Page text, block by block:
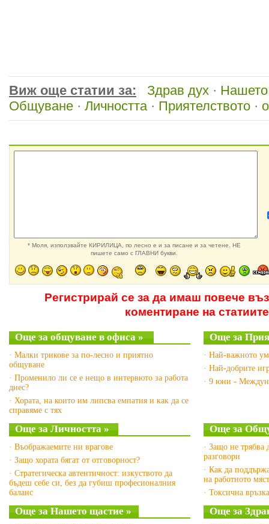
Виж още статии за: Здрав дух ·
Общуване · Личността· Приятелството ·
* Моля, използвайте КИРИЛИЦА, по лесно е и за писане и за четене. НЕ
пишете само с ГЛАВНИ букви.
Регистрирай се за да имаш повече
коментиране на статиите
Още за общуване в офиса »
· Малки трикове за по-лесно и приятно
общуване
· Променило ли се е нещо в интервюто за работа
днес?
· Хората, на които им липсва емпатия и как да се
справяме с тях
Още за
· Най-важното
· Най-добрите
· 9 юни -
Още за Личността »
· Въображаемите ни врагове
· Защо хората бягат от отговорност?
· Стратегическа автентичност: изкуството да
бъдеш себе си, без да губиш професионалния
баланс
Още за
· Защо не трябва
разговори
· Как да
на работното
· Токсична
Още за Нашето щастие » Още за